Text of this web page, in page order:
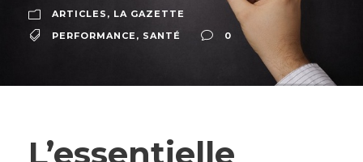
ARTICLES , LA GAZETTE
PERFORMANCE , SANTÉ 0
L’essentielle